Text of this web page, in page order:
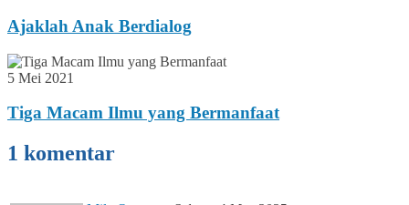
Ajaklah Anak Berdialog
5 Mei 2021
Tiga Macam Ilmu yang Bermanfaat
1 komentar